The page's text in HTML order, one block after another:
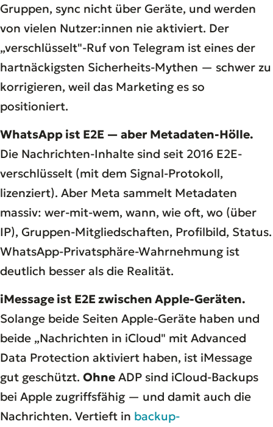
Gruppen, sync nicht über Geräte, und werden
von vielen Nutzer:innen nie aktiviert. Der
„verschlüsselt"-Ruf von Telegram ist eines der
hartnäckigsten Sicherheits-Mythen — schwer zu
korrigieren, weil das Marketing es so
positioniert.
WhatsApp ist E2E — aber Metadaten-Hölle.
Die Nachrichten-Inhalte sind seit 2016 E2E-
verschlüsselt (mit dem Signal-Protokoll,
lizenziert). Aber Meta sammelt Metadaten
massiv: wer-mit-wem, wann, wie oft, wo (über
IP), Gruppen-Mitgliedschaften, Profilbild, Status.
WhatsApp-Privatsphäre-Wahrnehmung ist
deutlich besser als die Realität.
iMessage ist E2E zwischen Apple-Geräten.
Solange beide Seiten Apple-Geräte haben und
beide „Nachrichten in iCloud" mit Advanced
Data Protection aktiviert haben, ist iMessage
gut geschützt. Ohne ADP sind iCloud-Backups
bei Apple zugriffsfähig — und damit auch die
Nachrichten. Vertieft in backup-